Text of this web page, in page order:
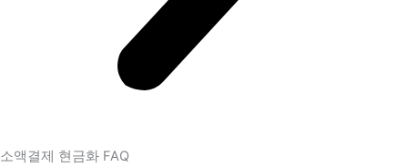
소액결제 현금화 FAQ​